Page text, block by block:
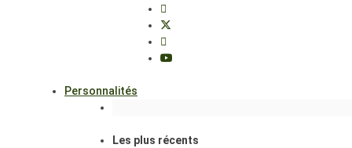
Personnalités
Les plus récents